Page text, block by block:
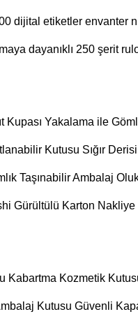
dijital etiketler envanter
dayanıklı 250 şerit
Yakalama ile
Kutusu Sığır
Taşınabilir Ambalaj
Gürültülü Karton
Kabartma Kozmetik
Kutusu Güvenli